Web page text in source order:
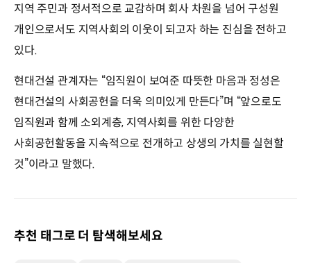
지역 주민과 정서적으로 교감하며 회사 차원을 넘어 구성원
개인으로서도 지역사회의 이웃이 되고자 하는 진심을 전하고
있다.
현대건설 관계자는 “임직원이 보여준 따뜻한 마음과 정성은
현대건설의 사회공헌을 더욱 의미있게 만든다”며 “앞으로도
임직원과 함께 소외계층, 지역사회를 위한 다양한
사회공헌활동을 지속적으로 전개하고 상생의 가치를 실현할
것”이라고 말했다.
추천 태그로 더 탐색해보세요